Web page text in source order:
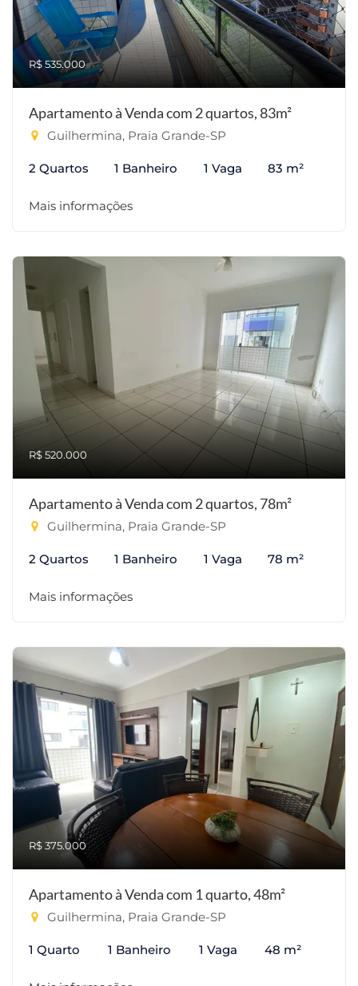
R$ 535.000
Apartamento à Venda com 2 quartos, 83m²
Guilhermina, Praia Grande-SP
2 Quartos 1 Banheiro 1 Vaga 83 m²
Mais informações
R$ 520.000
Apartamento à Venda com 2 quartos, 78m²
Guilhermina, Praia Grande-SP
2 Quartos 1 Banheiro 1 Vaga 78 m²
Mais informações
R$ 375.000
Apartamento à Venda com 1 quarto, 48m²
Guilhermina, Praia Grande-SP
1 Quarto 1 Banheiro 1 Vaga 48 m²